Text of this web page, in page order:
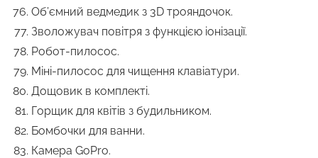
Об’ємний ведмедик з 3D трояндочок.
Зволожувач повітря з функцією іонізації.
Робот-пилосос.
Міні-пилосос для чищення клавіатури.
Дощовик в комплекті.
Горщик для квітів з будильником.
Бомбочки для ванни.
Камера GoPro.